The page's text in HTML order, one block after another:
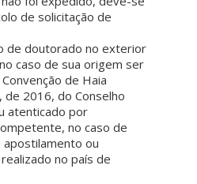
de solicitação de
de doutorado no exterior
caso de sua origem ser
de Haia
de 2016, do Conselho
atenticado por
no caso de
apostilamento ou
no país de